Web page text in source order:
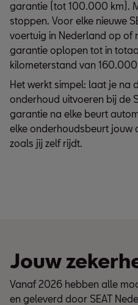
garantie (tot 100.000 km).
stoppen. Voor elke nieuwe
voertuig in Nederland op of
garantie oplopen tot in
kilometerstand van
Het werkt simpel: laat je na
onderhoud uitvoeren bij de
garantie na elke beurt
elke onderhoudsbeurt jouw
zoals jij zelf rijdt.
Jouw
Vanaf 2026 hebben alle
en geleverd door SEAT